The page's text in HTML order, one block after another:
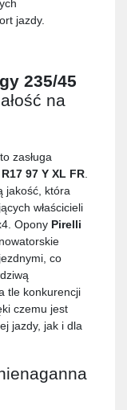
jazdy.
235/45
na
zasługa
97 Y XL FR
jakość, która
właścicieli
Opony Pirelli
co
tle konkurencji
czemu jest
jazdy, jak i dla